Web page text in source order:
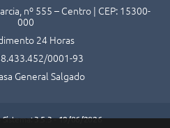
nº 555 – Centro | CEP: 15300-
000
24 Horas
0001-93
General Salgado
Sistema:3.5.3 - 19/06/2026